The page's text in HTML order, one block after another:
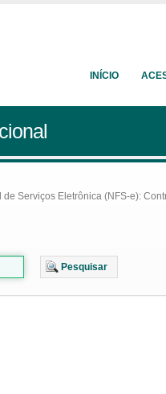
INÍCIO
Serviços Eletrônica (NFS-e):
Pesquisar